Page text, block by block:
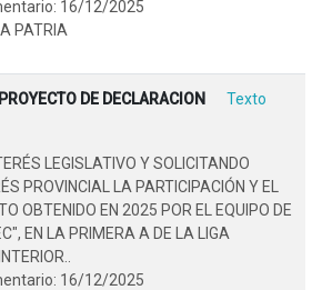
16/12/2025
PATRIA
PROYECTO DE DECLARACION
Texto
LEGISLATIVO Y SOLICITANDO
PROVINCIAL LA PARTICIPACIÓN Y EL
OBTENIDO EN 2025 POR EL EQUIPO DE
EN LA PRIMERA A DE LA LIGA
16/12/2025